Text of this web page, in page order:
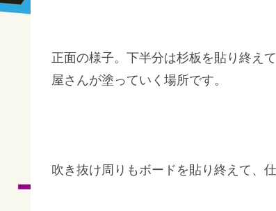
正面の様子。下半分は杉板を貼り終え
屋さんが塗っていく場所です。
吹き抜け周りもボードを貼り終えて、